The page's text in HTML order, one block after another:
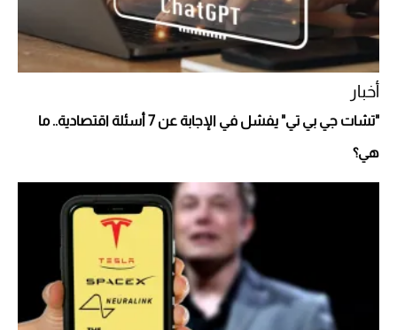
أفضل تدريج للشعر الطويل لإطلالة جريئة وعصرية
أخبار
"تشات جي بي تي" يفشل في الإجابة عن 7 أسئلة اقتصادية.. ما
هي؟